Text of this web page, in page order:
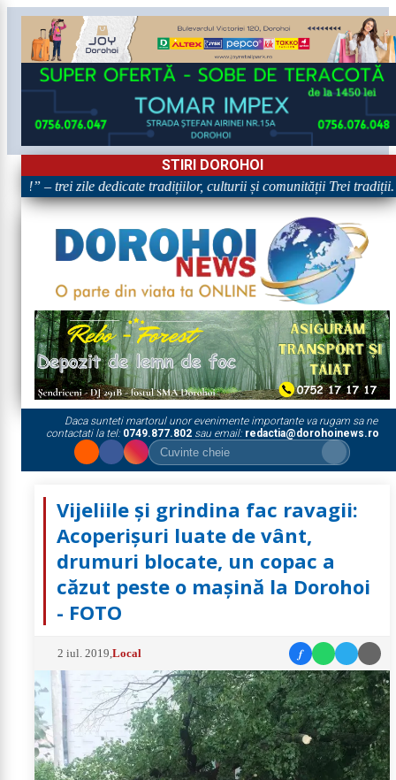
STIRI DOROHOI
– trei zile dedicate tradițiilor, culturii și comunității Trei tradiții.
Daca sunteti martorul unor evenimente importante va rugam sa ne
contactati la tel: 0749.877.802sau email: redactia@dorohoinews.ro
Vijeliile şi grindina fac ravagii:
Acoperișuri luate de vânt,
drumuri blocate, un copac a
căzut peste o maşină la Dorohoi
- FOTO
2 iul. 2019 ,Local f